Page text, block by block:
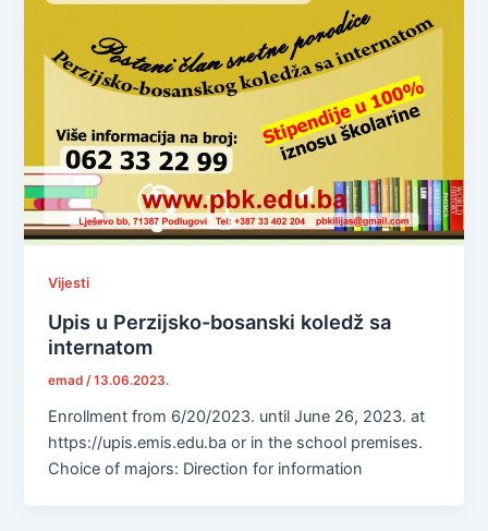
Vijesti
Upis u Perzijsko-bosanski koledž sa
internatom
emad /13.06.2023.
Enrollment from 6/20/2023. until June 26, 2023. at
https://upis.emis.edu.ba or in the school premises.
Choice of majors: Direction for information